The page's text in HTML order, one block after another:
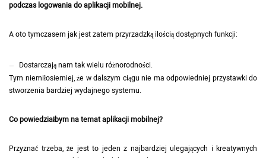
podczas logowania do aplikacji mobilnej.
A oto tymczasem jak jest zatem przyrzadzką ilością dostępnych funkcji:
Dostarczają nam tak wielu różnorodności.
Tym niemiłosierniej, że w dalszym ciągu nie ma odpowiedniej przystawki do
stworzenia bardziej wydajnego systemu.
Co powiedziałbym na temat aplikacji mobilnej?
Przyznać trzeba, że jest to jeden z najbardziej ulegających i kreatywnych